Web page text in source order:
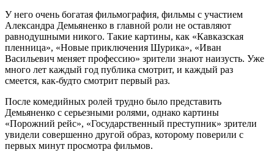
У него очень богатая фильмография, фильмы с участием
Александра Демьяненко в главной роли не оставляют
равнодушными никого. Такие картины, как «Кавказская
пленница», «Новые приключения Шурика», «Иван
Васильевич меняет профессию» зрители знают наизусть. Уже
много лет каждый год публика смотрит, и каждый раз
смеется, как-будто смотрит первый раз.
После комедийных ролей трудно было представить
Демьяненко с серьезными ролями, однако картины
«Порожний рейс», «Государственный преступник» зрители
увидели совершенно другой образ, которому поверили с
первых минут просмотра фильмов.